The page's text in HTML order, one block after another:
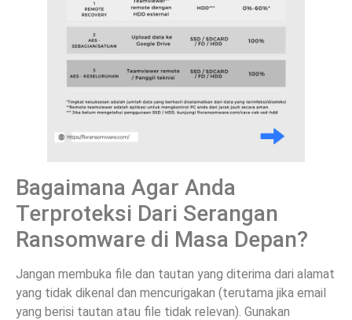
Bagaimana Agar Anda
Terproteksi Dari Serangan
Ransomware di Masa Depan?
Jangan membuka file dan tautan yang diterima dari alamat
yang tidak dikenal dan mencurigakan (terutama jika email
yang berisi tautan atau file tidak relevan). Gunakan